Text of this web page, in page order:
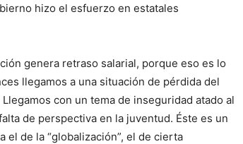
hizo el esfuerzo en estatales
genera retraso salarial, porque eso es lo
llegamos a una situación de pérdida del
con un tema de inseguridad atado al
de perspectiva en la juventud. Éste es un
el de la “globalización”, el de cierta